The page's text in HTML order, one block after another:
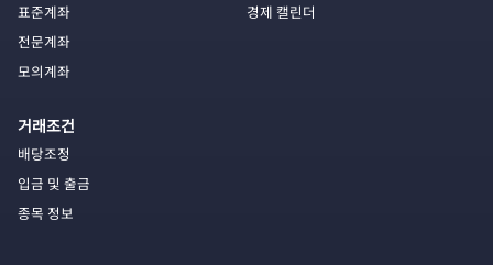
표준계좌
전문계좌
모의계좌
거래조건
배당조정
입금 및 출금
종목 정보
경제 캘린더